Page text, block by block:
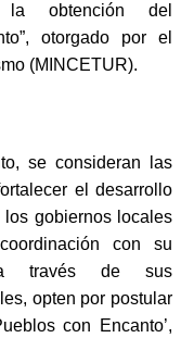
la obtención del
otorgado por el
(MINCETUR).
se consideran las
el desarrollo
gobiernos locales
con su
a través de sus
opten por postular
con Encanto’,